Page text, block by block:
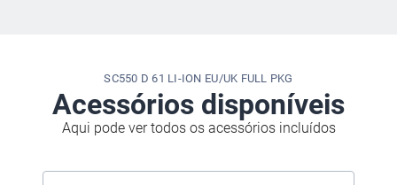
SC550 D 61 LI-ION EU/UK FULL PKG
Acessórios disponíveis
Aqui pode ver todos os acessórios incluídos